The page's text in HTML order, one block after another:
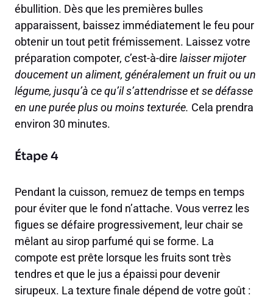
ébullition. Dès que les premières bulles
apparaissent, baissez immédiatement le feu pour
obtenir un tout petit frémissement. Laissez votre
préparation compoter, c’est-à-dire laisser mijoter
doucement un aliment, généralement un fruit ou un
légume, jusqu’à ce qu’il s’attendrisse et se défasse
en une purée plus ou moins texturée. Cela prendra
environ 30 minutes.
Étape 4
Pendant la cuisson, remuez de temps en temps
pour éviter que le fond n’attache. Vous verrez les
figues se défaire progressivement, leur chair se
mêlant au sirop parfumé qui se forme. La
compote est prête lorsque les fruits sont très
tendres et que le jus a épaissi pour devenir
sirupeux. La texture finale dépend de votre goût :